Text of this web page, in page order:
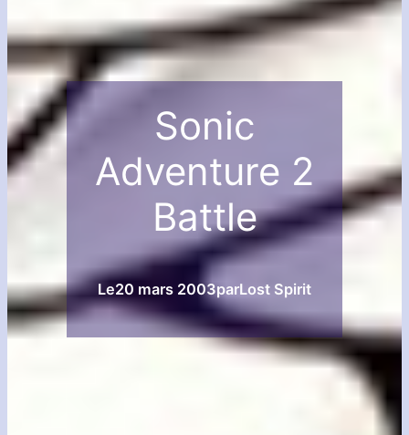
Sonic
Adventure 2
Battle
Le20 mars 2003parLost Spirit